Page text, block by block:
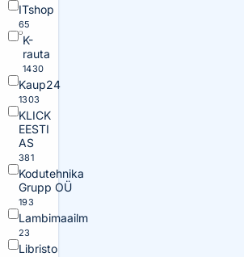
ITshop
65
K-
rauta
1430
Kaup24
1303
KLICK
EESTI
AS
381
Kodutehnika
Grupp OÜ
193
Lambimaailm
23
Libristo